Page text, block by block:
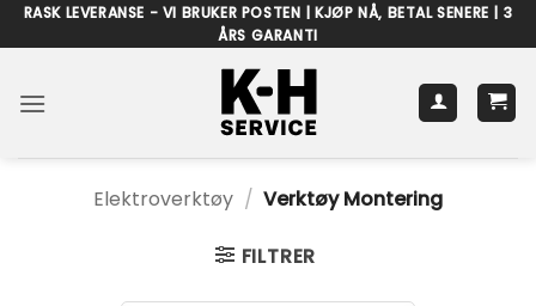
Skip
to
RASK LEVERANSE - VI BRUKER POSTEN | KJØP NÅ, BETAL SENERE | 3
ÅRS GARANTI
Elektroverktøy / Verktøy Montering
FILTRER